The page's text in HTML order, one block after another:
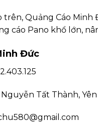
trên, Quảng Cáo
cáo Pano khổ lớn,
Đức
Tất Thành, Yên